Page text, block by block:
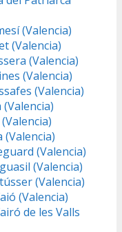
(Valencia)
(Valencia)
(Valencia)
(Valencia)
(Valencia)
(Valencia)
(Valencia)
(Valencia)
(Valencia)
(Valencia)
de les Valls